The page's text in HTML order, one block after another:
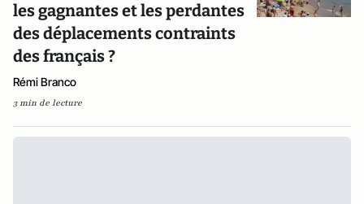
les gagnantes et les perdantes
des déplacements contraints
des français ?
Rémi Branco
3 min de lecture